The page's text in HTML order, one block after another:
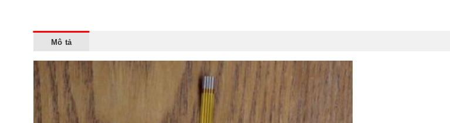
Mô tả